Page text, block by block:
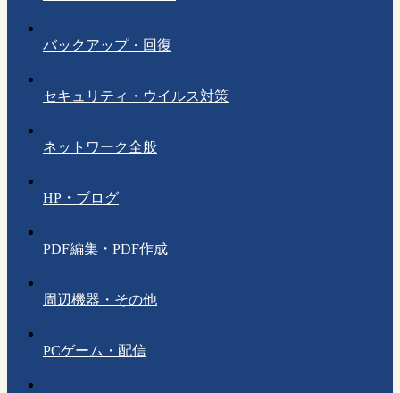
バックアップ・回復
セキュリティ・ウイルス対策
ネットワーク全般
HP・ブログ
PDF編集・PDF作成
周辺機器・その他
PCゲーム・配信